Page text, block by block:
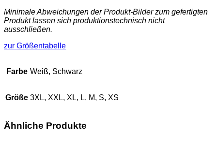
Minimale Abweichungen der Produkt-Bilder zum gefertigten
Produkt lassen sich produktionstechnisch nicht
ausschließen.
zur Größentabelle
Farbe Weiß, Schwarz
Größe 3XL, XXL, XL, L, M, S, XS
Ähnliche Produkte